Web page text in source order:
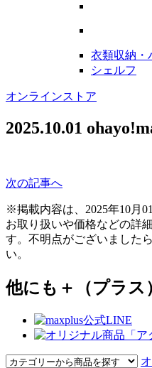
衣類収納・
シェルフ
オンラインストア
2025.10.01
次の記事へ
※掲載内容は、2025年10月
お取り扱いや価格などの詳
す。不明点がございました
い。
他にも＋（プラ